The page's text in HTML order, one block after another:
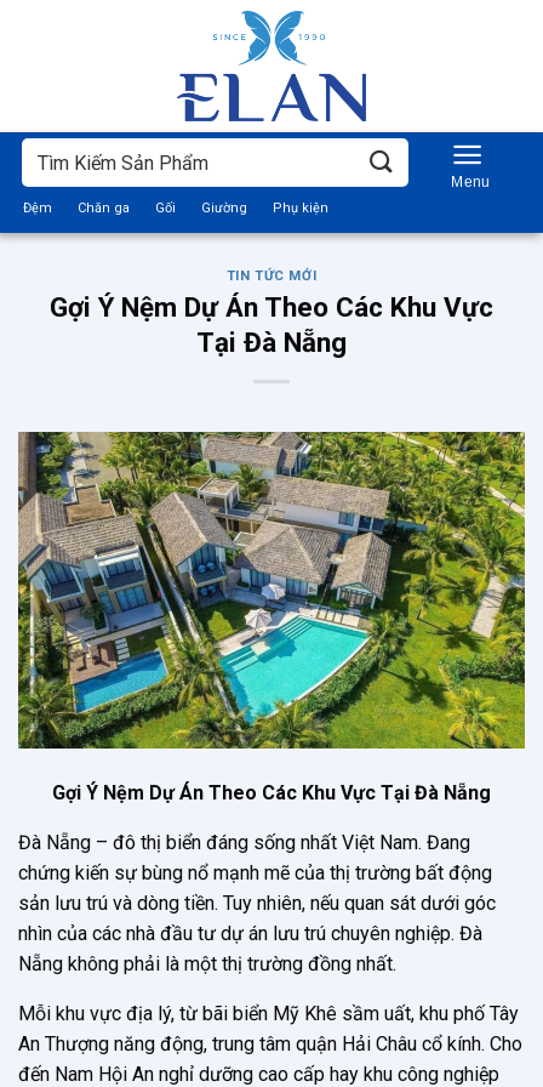
Tìm
kiếm:
Đệm Chăn ga Gối Giường Phụ kiện
TIN TỨC MỚI
Gợi Ý Nệm Dự Án Theo Các Khu Vực
Tại Đà Nẵng
Gợi Ý Nệm Dự Án Theo Các Khu Vực Tại Đà Nẵng
Đà Nẵng – đô thị biển đáng sống nhất Việt Nam. Đang
chứng kiến sự bùng nổ mạnh mẽ của thị trường bất động
sản lưu trú và dòng tiền. Tuy nhiên, nếu quan sát dưới góc
nhìn của các nhà đầu tư dự án lưu trú chuyên nghiệp. Đà
Nẵng không phải là một thị trường đồng nhất.
Mỗi khu vực địa lý, từ bãi biển Mỹ Khê sầm uất, khu phố Tây
An Thượng năng động, trung tâm quận Hải Châu cổ kính. Cho
đến Nam Hội An nghỉ dưỡng cao cấp hay khu công nghiệp